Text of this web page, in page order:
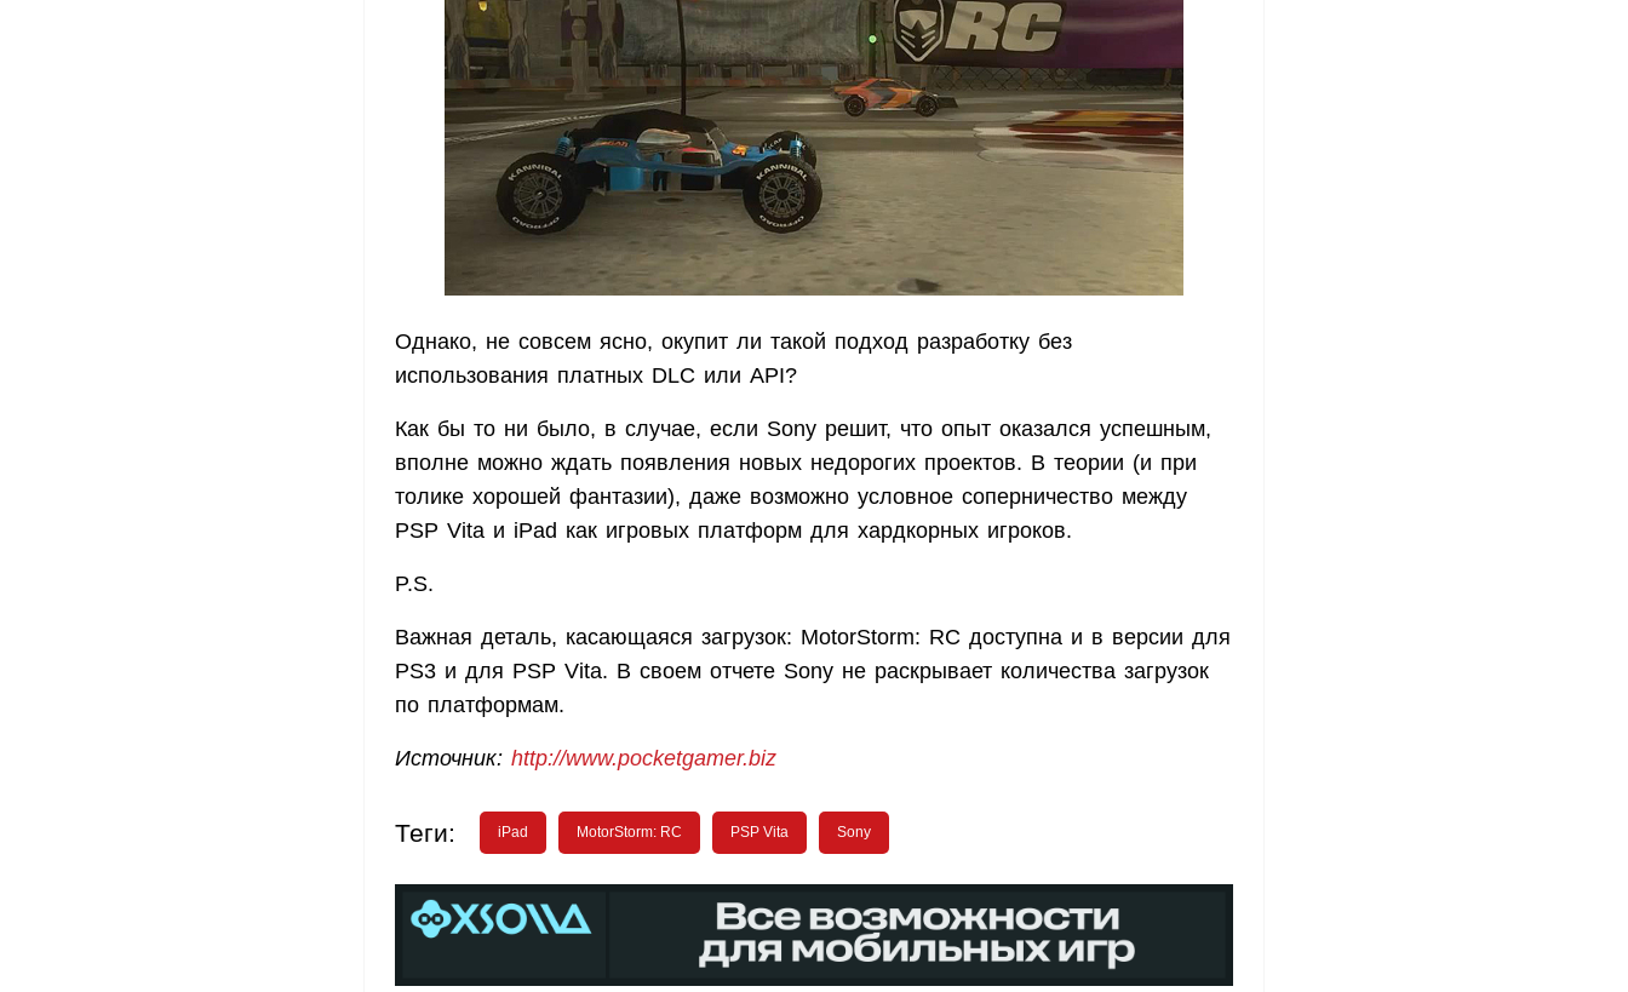
Однако, не совсем ясно, окупит ли такой подход разработку без
использования платных DLC или API?
Как бы то ни было, в случае, если Sony решит, что опыт оказался успешным,
вполне можно ждать появления новых недорогих проектов. В теории (и при
толике хорошей фантазии), даже возможно условное соперничество между
PSP Vita и iPad как игровых платформ для хардкорных игроков.
P.S.
Важная деталь, касающаяся загрузок: MotorStorm: RC доступна и в версии для
PS3 и для PSP Vita. В своем отчете Sony не раскрывает количества загрузок
по платформам.
Источник: http://www.pocketgamer.biz
Теги: iPad MotorStorm: RC PSP Vita Sony